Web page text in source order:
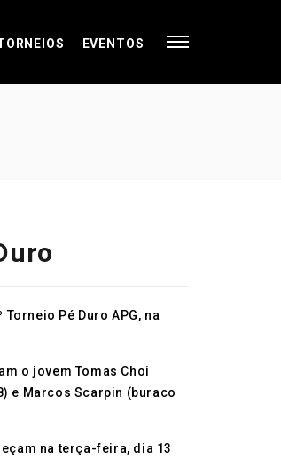
EVENTOS
Pé Duro APG, na
o jovem Tomas Choi
e Marcos Scarpin (buraco
na terça-feira, dia 13